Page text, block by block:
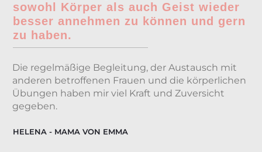
sowohl Körper als auch Geist wieder
besser annehmen zu können und gern
zu haben.
Die regelmäßige Begleitung, der Austausch mit
anderen betroffenen Frauen und die körperlichen
Übungen haben mir viel Kraft und Zuversicht
gegeben.
HELENA - MAMA VON EMMA